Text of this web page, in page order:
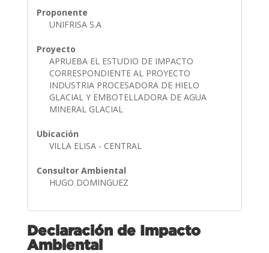
Proponente
UNIFRISA S.A
Proyecto
APRUEBA EL ESTUDIO DE IMPACTO
CORRESPONDIENTE AL PROYECTO
INDUSTRIA PROCESADORA DE HIELO
GLACIAL Y EMBOTELLADORA DE AGUA
MINERAL GLACIAL
Ubicación
VILLA ELISA - CENTRAL
Consultor Ambiental
HUGO DOMINGUEZ
Declaración de Impacto
Ambiental